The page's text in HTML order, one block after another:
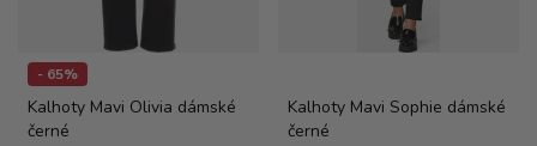
- 65%
Kalhoty Mavi Olivia dámské
černé
Kalhoty Mavi Sophie dámské
černé